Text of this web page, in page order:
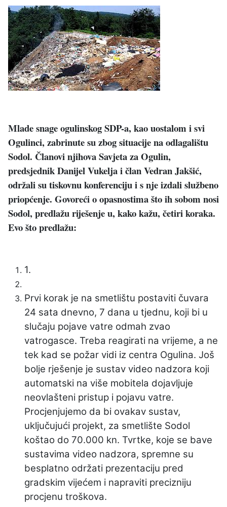
Mlade snage ogulinskog SDP-a, kao uostalom i svi
Ogulinci, zabrinute su zbog situacije na odlagalištu
Sodol. Članovi njihova Savjeta za Ogulin,
predsjednik Danijel Vukelja i član Vedran Jakšić,
održali su tiskovnu konferenciju i s nje izdali službeno
priopćenje. Govoreći o opasnostima što ih sobom nosi
Sodol, predlažu riješenje u, kako kažu, četiri koraka.
Evo što predlažu:
1.
Prvi korak je na smetlištu postaviti čuvara
24 sata dnevno, 7 dana u tjednu, koji bi u
slučaju pojave vatre odmah zvao
vatrogasce. Treba reagirati na vrijeme, a ne
tek kad se požar vidi iz centra Ogulina. Još
bolje rješenje je sustav video nadzora koji
automatski na više mobitela dojavljuje
neovlašteni pristup i pojavu vatre.
Procjenjujemo da bi ovakav sustav,
uključujući projekt, za smetlište Sodol
koštao do 70.000 kn. Tvrtke, koje se bave
sustavima video nadzora, spremne su
besplatno održati prezentaciju pred
gradskim vijećem i napraviti precizniju
procjenu troškova.